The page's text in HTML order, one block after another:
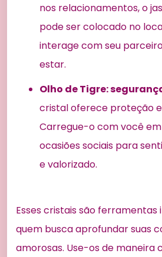
nos relacionamentos, o
pode ser colocado no
interage com seu
estar.
Olho de Tigre:
cristal oferece proteção
Carregue-o com você
ocasiões sociais para
e valorizado.
Esses cristais são
quem busca aprofundar suas
amorosas. Use-os de maneira